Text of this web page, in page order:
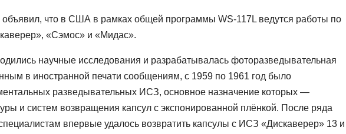
что в США в рамках общей программы WS-117L ведутся работы по
«Сэмос» и «Мидас».
научные исследования и разрабатывалась фоторазведывательная
в иностранной печати сообщениям, с 1959 по 1961 год было
разведывательных ИСЗ, основное назначение которых —
и систем возвращения капсул с экспонированной плёнкой. После ряда
впервые удалось возвратить капсулы с ИСЗ «Дискаверер» 13 и